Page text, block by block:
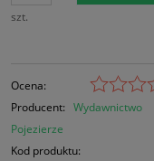
szt.
Ocena:
Producent: Wydawnictwo
Pojezierze
Kod produktu: